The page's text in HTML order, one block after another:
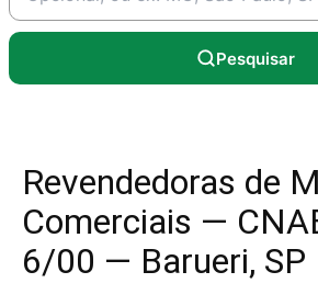
Pesquisar
Revendedoras de
Comerciais —
6/00 — Barueri, SP